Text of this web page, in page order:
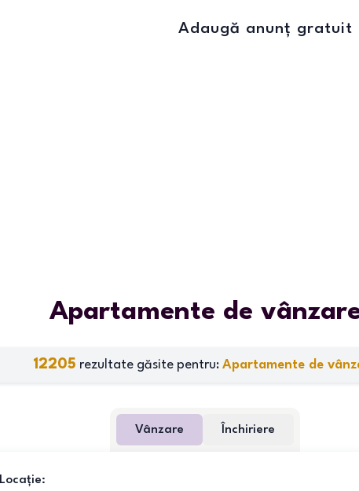
Adaugă anunț gratuit
Apartamente de
12205 rezultate găsite pentru: Apartamente de
Vânzare Închiriere
Locație: